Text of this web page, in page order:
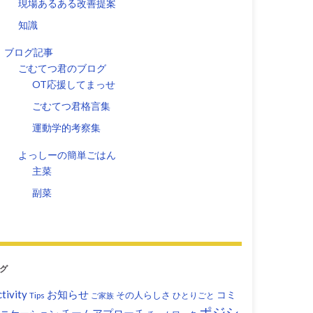
現場あるある改善提案
知識
ブログ記事
ごむてつ君のブログ
OT応援してまっせ
ごむてつ君格言集
運動学的考察集
よっしーの簡単ごはん
主菜
副菜
Tips お知らせ ご家族 その人らしさ ひとりごと コミ